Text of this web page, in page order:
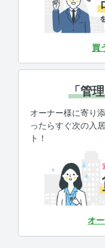
買
「管
オーナー様に寄り
ったらすぐ次の入
ト！
オ